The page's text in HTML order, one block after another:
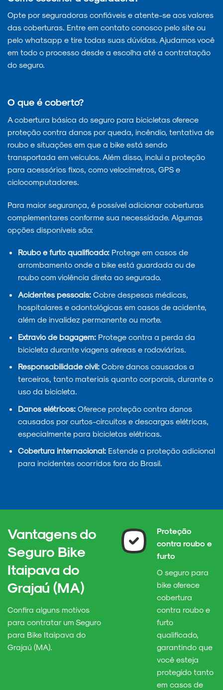
Opte por seguradoras confiáveis e atente-se aos valores
das coberturas. Entre em contato conosco pelo site ou
pelo whatsapp e tire todas suas dúvidas. Ajudamos você
em todo o processo desde a escolha até a contratação
do seguro.
O que é coberto?
A cobertura básica do seguro para bicicletas oferece
proteção contra danos por queda, incêndio, tentativa de
roubo e situações em que a bike está sendo
transportada em veículos. Além disso, inclui a proteção
para acessórios fixos, como velocímetros, GPS e
ciclocomputadores.
Para maior segurança, é possível adicionar coberturas
complementares conforme sua necessidade. Algumas
opções disponíveis são:
Roubo e furto qualificado:Protege em casos de
arrombamento onde a bike está guardada ou de
roubo com violência direta ao segurado.
Acidentes pessoais:Cobre despesas médicas,
hospitalares e odontológicas em casos de acidente,
além de invalidez permanente ou morte.
Extravio de bagagem:Protege contra a perda da
bicicleta durante viagens aéreas e rodoviárias.
Responsabilidade civil:Cobre danos causados a
terceiros, tanto materiais quanto corporais, durante o
uso da bicicleta.
Danos elétricos:Oferece proteção contra danos
causados por curtos-circuitos e descargas elétricas,
especialmente para bicicletas elétricas.
Cobertura internacional:Estende a proteção adicional
para incidentes ocorridos fora do Brasil.
Vantagens do
Seguro Bike
Itaipava do
Grajaú (MA)
Confira alguns motivos
para contratar um Seguro
para Bike Itaipava do
Grajaú (MA).
Proteção
contra roubo e
furto
O seguro para
bike oferece
cobertura
contra roubo e
furto
qualificado,
garantindo que
você esteja
protegido tanto
em casos de